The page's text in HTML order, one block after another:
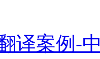
译案例-